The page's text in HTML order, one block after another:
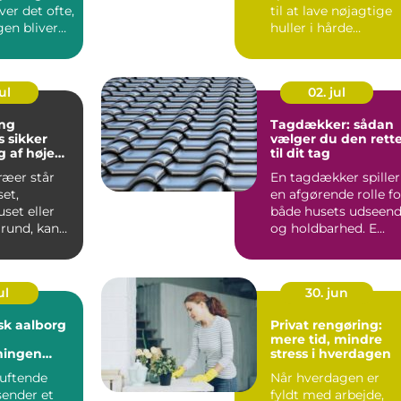
det ofte,
bliver
til at lave nøjagtige
huller i hårde
beton, ...
af høje
står
eller
kan
...
02. jul
Tagdækker: sådan
vælger du den
til dit tag
En tagdækker spiller
en afgørende rolle
både husets
og holdbarhed. E...
aalborg
et
30. jun
Privat rengøring:
mere tid, mindre
stress i hverdagen
Når hverdagen er
fyldt med arbejde,